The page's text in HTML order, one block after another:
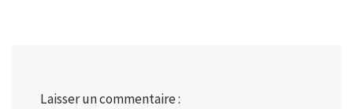
Laisser un commentaire :